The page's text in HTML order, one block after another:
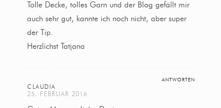
Tolle Decke, tolles Garn und der Blog gefällt mir
auch sehr gut, kannte ich noch nicht, aber super
der Tip.
Herzlichst Tatjana
ANTWORTEN
CLAUDIA
25. FEBRUAR 2016